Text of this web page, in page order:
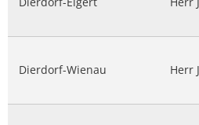
Dierdorf-Wienau Herr